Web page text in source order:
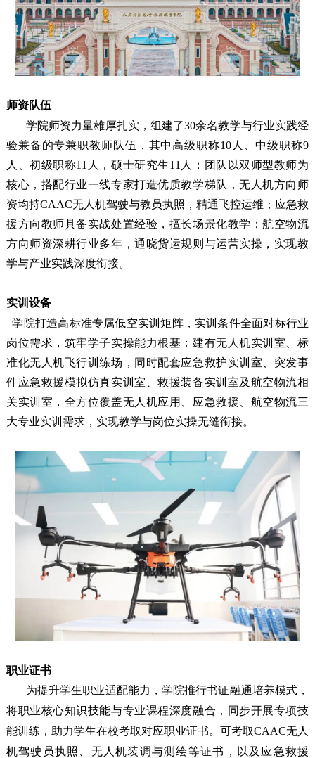
师资队伍
学院师资力量雄厚扎实，组建了30余名教学与行业实践经
验兼备的专兼职教师队伍，其中高级职称10人、中级职称9
人、初级职称11人，硕士研究生11人；团队以双师型教师为
核心，搭配行业一线专家打造优质教学梯队，无人机方向师
资均持CAAC无人机驾驶与教员执照，精通飞控运维；应急救
援方向教师具备实战处置经验，擅长场景化教学；航空物流
方向师资深耕行业多年，通晓货运规则与运营实操，实现教
学与产业实践深度衔接。
实训设备
学院打造高标准专属低空实训矩阵，实训条件全面对标行业
岗位需求，筑牢学子实操能力根基：建有无人机实训室、标
准化无人机飞行训练场，同时配套应急救护实训室、突发事
件应急救援模拟仿真实训室、救援装备实训室及航空物流相
关实训室，全方位覆盖无人机应用、应急救援、航空物流三
大专业实训需求，实现教学与岗位实操无缝衔接。
职业证书
为提升学生职业适配能力，学院推行书证融通培养模式，
将职业核心知识技能与专业课程深度融合，同步开展专项技
能训练，助力学生在校考取对应职业证书。可考取CAAC无人
机驾驶员执照、无人机装调与测绘等证书，以及应急救援